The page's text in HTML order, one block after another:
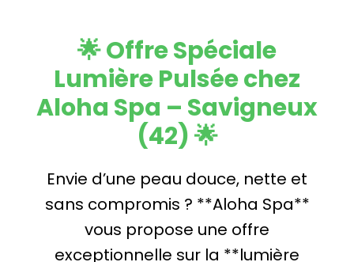
🌟 Offre Spéciale
Lumière Pulsée chez
Aloha Spa – Savigneux
(42) 🌟
Envie d’une peau douce, nette et
sans compromis ? **Aloha Spa**
vous propose une offre
exceptionnelle sur la **lumière